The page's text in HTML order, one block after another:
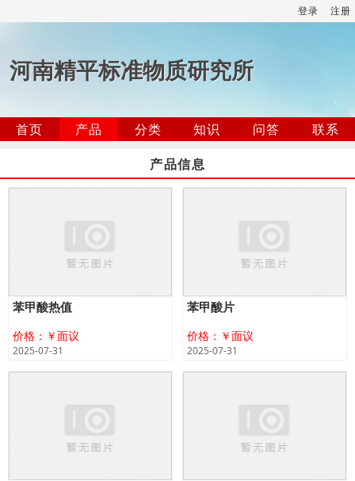
登录 注册
河南精平标准物质研究所
首页 产品 分类 知识 问答
联系
产品信息
苯甲酸热值
价格：￥面议
2025-07-31
苯甲酸片
价格：￥面议
2025-07-31